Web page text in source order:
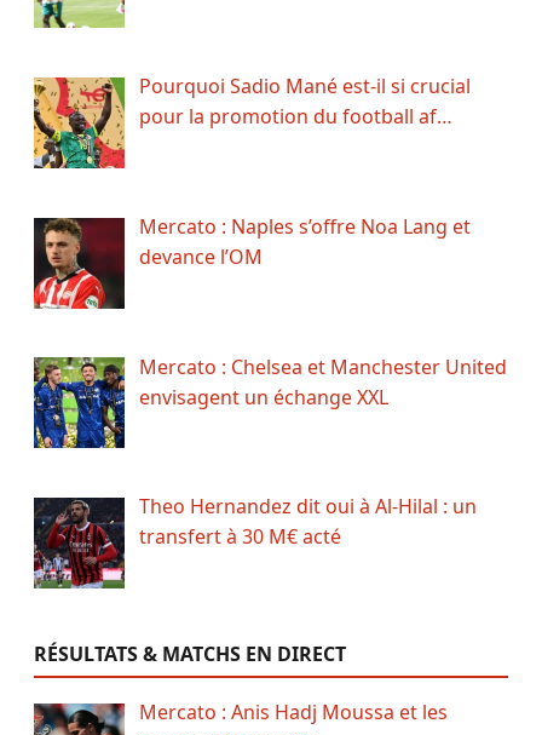
Pourquoi Sadio Mané est-il si crucial
pour la promotion du football af…
Mercato : Naples s’offre Noa Lang et
devance l’OM
Mercato : Chelsea et Manchester United
envisagent un échange XXL
Theo Hernandez dit oui à Al-Hilal : un
transfert à 30 M€ acté
RÉSULTATS & MATCHS EN DIRECT
Mercato : Anis Hadj Moussa et les